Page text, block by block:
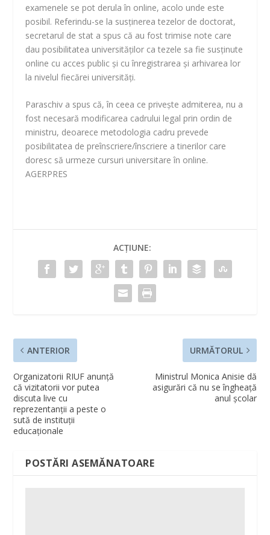
examenele se pot derula în online, acolo unde este
posibil. Referindu-se la susţinerea tezelor de doctorat,
secretarul de stat a spus că au fost trimise note care
dau posibilitatea universităţilor ca tezele sa fie susţinute
online cu acces public şi cu înregistrarea şi arhivarea lor
la nivelul fiecărei universităţi.
Paraschiv a spus că, în ceea ce priveşte admiterea, nu a
fost necesară modificarea cadrului legal prin ordin de
ministru, deoarece metodologia cadru prevede
posibilitatea de preînscriere/înscriere a tinerilor care
doresc să urmeze cursuri universitare în online.
AGERPRES
ACȚIUNE:
ANTERIOR
Organizatorii RIUF anunță
că vizitatorii vor putea
discuta live cu
reprezentanţii a peste o
sută de instituţii
educaţionale
URMĂTORUL
Ministrul Monica Anisie dă
asigurări că nu se îngheaţă
anul şcolar
POSTĂRI ASEMĂNATOARE